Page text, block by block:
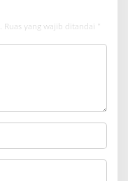
Ruas yang wajib ditandai *